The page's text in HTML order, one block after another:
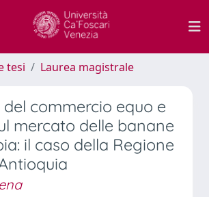
tesi Laurea magistrale
commercio equo e
mercato delle banane
il caso della Regione